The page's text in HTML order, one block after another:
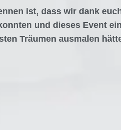
ist, dass wir dank
und dieses Event
Träumen ausmalen